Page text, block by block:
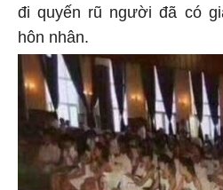
đi quyến rũ người đã có
hôn nhân.